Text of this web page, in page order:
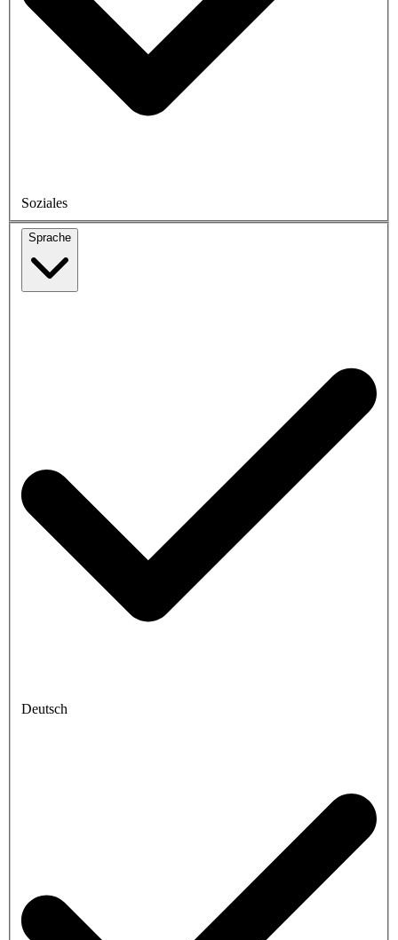
Soziales
Sprache
Deutsch